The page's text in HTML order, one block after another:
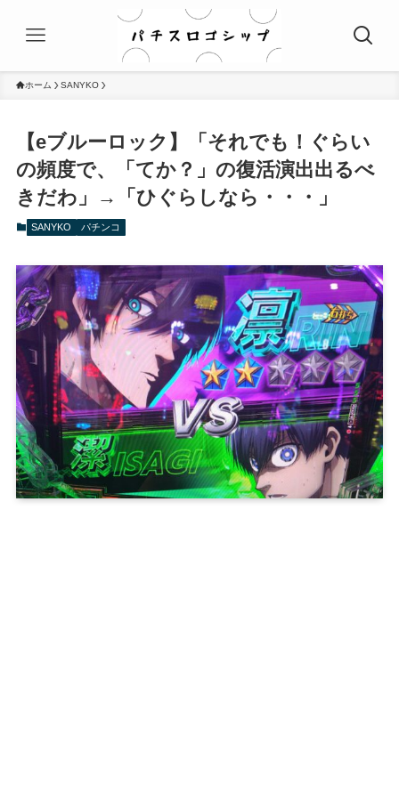
ホーム SANYKO
【eブルーロック】「それでも！ぐらい
の頻度で、「てか？」の復活演出出るべ
きだわ」→「ひぐらしなら・・・」
SANYKO パチンコ